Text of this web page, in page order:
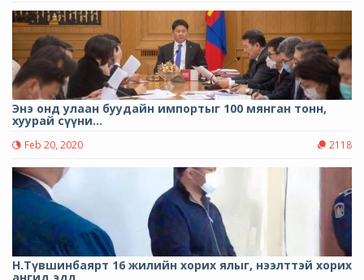
Энэ онд улаан буудайн импортыг 100 мянган тонн,
хуурай сүүни...
Feb 20, 2020 2118
Н.Түвшинбаярт 16 жилийн хорих ялыг, нээлттэй хорих